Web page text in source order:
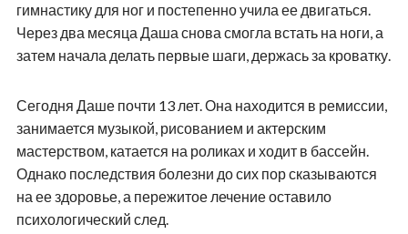
гимнастику для ног и постепенно учила ее двигаться.
Через два месяца Даша снова смогла встать на ноги, а
затем начала делать первые шаги, держась за кроватку.
Сегодня Даше почти 13 лет. Она находится в ремиссии,
занимается музыкой, рисованием и актерским
мастерством, катается на роликах и ходит в бассейн.
Однако последствия болезни до сих пор сказываются
на ее здоровье, а пережитое лечение оставило
психологический след.